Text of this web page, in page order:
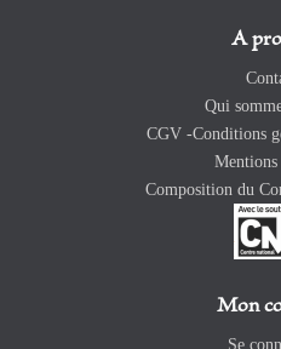
A
Qui
CGV -Conditions
Mentions
Composition du
Mon
Se